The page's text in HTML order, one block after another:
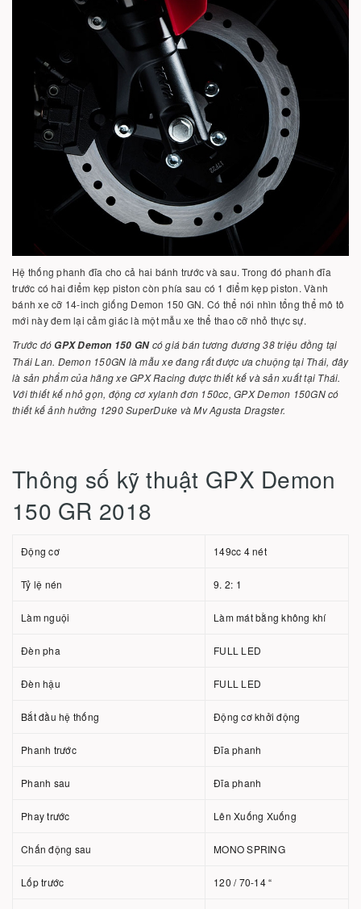
Hệ thống phanh đĩa cho cả hai bánh trước và sau. Trong đó phanh đĩa
trước có hai điểm kẹp piston còn phía sau có 1 điểm kẹp piston. Vành
bánh xe cỡ 14-inch giống Demon 150 GN. Có thể nói nhìn tổng thể mô tô
mới này đem lại cảm giác là một mẫu xe thể thao cỡ nhỏ thực sự.
Trước đóGPX Demon 150 GNcó giá bán tương đương 38 triệu đồng tại
Thái Lan. Demon 150GN là mẫu xe đang rất được ưa chuộng tại Thái, đây
là sản phẩm của hãng xe GPX Racing được thiết kế và sản xuất tại Thái.
Với thiết kế nhỏ gọn, động cơ xylanh đơn 150cc, GPX Demon 150GN có
thiết kế ảnh hưởng 1290 SuperDuke và Mv Agusta Dragster.
Thông số kỹ thuật GPX Demon
150 GR 2018
Động cơ 149cc 4 nét
Tỷ lệ nén 9. 2: 1
Làm nguội Làm mát bằng không khí
Đèn pha FULL LED
Đèn hậu FULL LED
Bắt đầu hệ thống Động cơ khởi động
Phanh trước Đĩa phanh
Phanh sau Đĩa phanh
Phay trước Lên Xuống Xuống
Chấn động sau MONO SPRING
Lốp trước 120 / 70-14 “